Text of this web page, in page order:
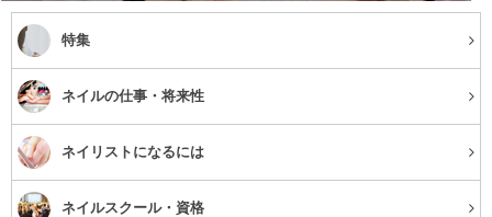
街中にあるスピード証明写真で簡単に済ませてしまってい
ませんか？学生のアルバイトならいざ知らず、一般企業の
就活ではほとんどの人が専門スタジオで写真を撮っていま
す。
ネイル業界の就活なのでキレイに映っているに越したこと
はないですし、採用担当者が見た時スタジオ写真の方が好
特集
ネイルの仕事・将来性
ネイリストになるには
ネイルスクール・資格